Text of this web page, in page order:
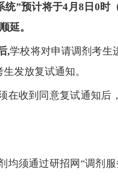
统”预计将于4月8日0时
延。
,学校将对申请调剂考生
发放复试通知。
在收到同意复试通知后
均须通过研招网“调剂